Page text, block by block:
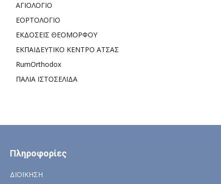
ΑΓΙΟΛΟΓΙΟ
ΕΟΡΤΟΛΟΓΙΟ
ΕΚΔΟΣΕΙΣ ΘΕΟΜΟΡΦΟΥ
ΕΚΠΑΙΔΕΥΤΙΚΟ ΚΕΝΤΡΟ ΑΤΣΑΣ
RumOrthodox
ΠΑΛΙΑ ΙΣΤΟΣΕΛΙΔΑ
Πληροφορίες
ΔΙΟΙΚΗΣΗ